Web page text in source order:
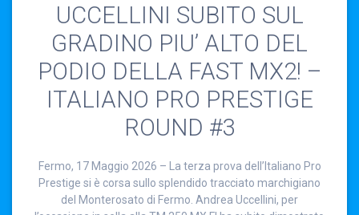
UCCELLINI SUBITO SUL
GRADINO PIU’ ALTO DEL
PODIO DELLA FAST MX2! –
ITALIANO PRO PRESTIGE
ROUND #3
Fermo, 17 Maggio 2026 – La terza prova dell’Italiano Pro
Prestige si è corsa sullo splendido tracciato marchigiano
del Monterosato di Fermo. Andrea Uccellini, per